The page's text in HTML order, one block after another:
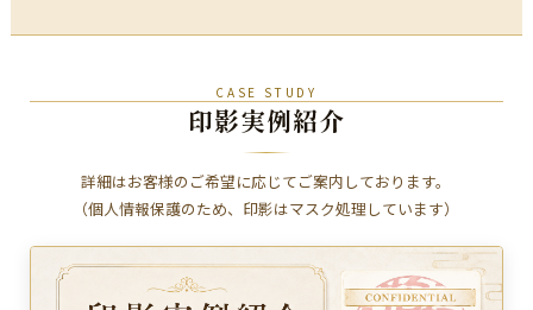
CASE STUDY
印影実例紹介
詳細はお客様のご希望に応じてご案内しております。
（個人情報保護のため、印影はマスク処理しています）